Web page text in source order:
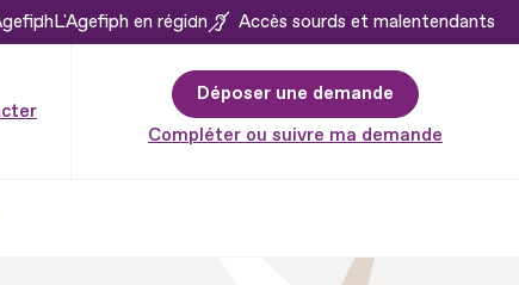
L'Agefiph en région Accès sourds et malentendants
Déposer une demande
Compléter ou suivre ma demande